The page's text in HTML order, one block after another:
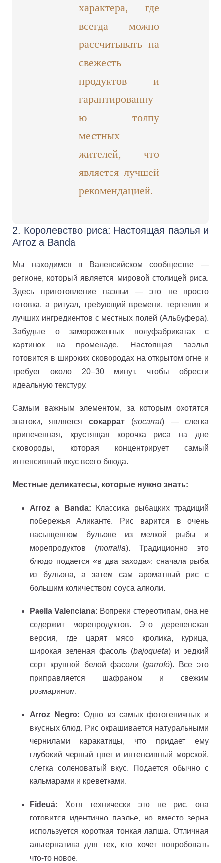
характера, где
всегда можно
рассчитывать на
свежесть
продуктов и
гарантированну
ю толпу
местных
жителей, что
является лучшей
рекомендацией.
2. Королевство риса: Настоящая паэлья и
Arroz a Banda
Мы находимся в Валенсийском сообществе —
регионе, который является мировой столицей риса.
Здесь приготовление паэльи — это не просто
готовка, а ритуал, требующий времени, терпения и
лучших ингредиентов с местных полей (Альбуфера).
Забудьте о замороженных полуфабрикатах с
картинок на променаде. Настоящая паэлья
готовится в широких сковородах на открытом огне и
требует около 20–30 минут, чтобы обрести
идеальную текстуру.
Самым важным элементом, за которым охотятся
знатоки, является сокаррат (socarrat) — слегка
припеченная, хрустящая корочка риса на дне
сковороды, которая концентрирует самый
интенсивный вкус всего блюда.
Местные деликатесы, которые нужно знать:
Arroz a Banda: Классика рыбацких традиций
побережья Аликанте. Рис варится в очень
насыщенном бульоне из мелкой рыбы и
морепродуктов (morralla). Традиционно это
блюдо подается «в два захода»: сначала рыба
из бульона, а затем сам ароматный рис с
большим количеством соуса алиоли.
Paella Valenciana: Вопреки стереотипам, она не
содержит морепродуктов. Это деревенская
версия, где царят мясо кролика, курица,
широкая зеленая фасоль (bajoqueta) и редкий
сорт крупной белой фасоли (garrofó). Все это
приправляется шафраном и свежим
розмарином.
Arroz Negro: Одно из самых фотогеничных и
вкусных блюд. Рис окрашивается натуральными
чернилами каракатицы, что придает ему
глубокий черный цвет и интенсивный морской,
слегка соленоватый вкус. Подается обычно с
кальмарами и креветками.
Fideuá: Хотя технически это не рис, она
готовится идентично паэлье, но вместо зерна
используется короткая тонкая лапша. Отличная
альтернатива для тех, кто хочет попробовать
что-то новое.